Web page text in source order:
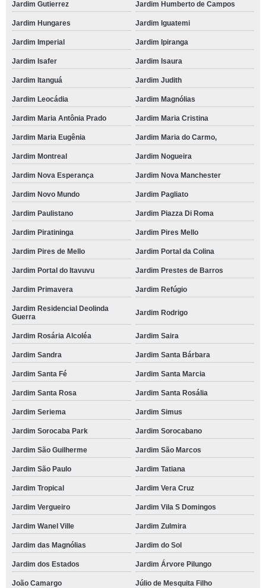
Jardim Gutierrez Jardim Humberto de Campos
Jardim Hungares Jardim Iguatemi
Jardim Imperial Jardim Ipiranga
Jardim Isafer Jardim Isaura
Jardim Itanguá Jardim Judith
Jardim Leocádia Jardim Magnólias
Jardim Maria Antônia Prado Jardim Maria Cristina
Jardim Maria Eugênia Jardim Maria do Carmo,
Jardim Montreal Jardim Nogueira
Jardim Nova Esperança Jardim Nova Manchester
Jardim Novo Mundo Jardim Pagliato
Jardim Paulistano Jardim Piazza Di Roma
Jardim Piratininga Jardim Pires Mello
Jardim Pires de Mello Jardim Portal da Colina
Jardim Portal do Itavuvu Jardim Prestes de Barros
Jardim Primavera Jardim Refúgio
Jardim Residencial Deolinda
Guerra
Jardim Rodrigo
Jardim Rosária Alcoléa Jardim Saira
Jardim Sandra Jardim Santa Bárbara
Jardim Santa Fé Jardim Santa Marcia
Jardim Santa Rosa Jardim Santa Rosália
Jardim Seriema Jardim Simus
Jardim Sorocaba Park Jardim Sorocabano
Jardim São Guilherme Jardim São Marcos
Jardim São Paulo Jardim Tatiana
Jardim Tropical Jardim Vera Cruz
Jardim Vergueiro Jardim Vila S Domingos
Jardim Wanel Ville Jardim Zulmira
Jardim das Magnólias Jardim do Sol
Jardim dos Estados Jardim Árvore Pilungo
João Camargo Júlio de Mesquita Filho